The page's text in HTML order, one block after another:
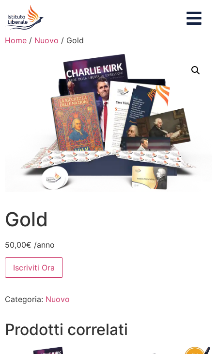
Home / Nuovo / Gold
Gold
50,00€ /anno
Iscriviti Ora
Categoria: Nuovo
Prodotti correlati